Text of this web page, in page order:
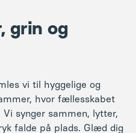
grin og
vi til hyggelige og
hvor fællesskabet
synger sammen, lytter,
falde på plads. Glæd dig